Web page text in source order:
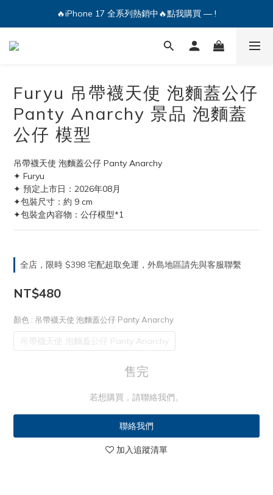
🔥iPhone 17 全系列熱銷中🔥點我購買 — !
🔥iPhone 17 全系列熱銷中🔥點我購買 — !
💕加入Q哥 Line 新好友領優惠券！🎫
Furyu 吊帶襪天使 泡麵蓋公仔
Panty Anarchy 景品 泡麵蓋
公仔 模型
吊帶襪天使 泡麵蓋公仔 Panty Anarchy
✦ Furyu
✦ 預定上市日：2026年08月
✦包裝尺寸：約 9 cm
✦包裝盒內容物：公仔模型*1
全店，限時 $398 宅配超取免運，外島地區請先與客服聯繫
NT$480
顏色 : 吊帶襪天使 泡麵蓋公仔 Panty Anarchy
吊帶襪天使 泡麵蓋公仔 Panty Anarchy
售完
若想購買，請聯絡我們。
聯絡我們
加入追蹤清單